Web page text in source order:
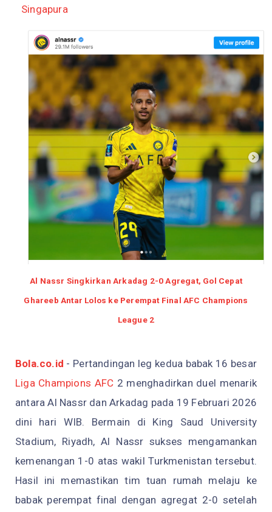
Singapura
Al Nassr Singkirkan Arkadag 2-0 Agregat, Gol Cepat
Ghareeb Antar Lolos ke Perempat Final AFC Champions
League 2
Bola.co.id - Pertandingan leg kedua babak 16 besar
Liga Champions AFC 2 menghadirkan duel menarik
antara Al Nassr dan Arkadag pada 19 Februari 2026
dini hari WIB. Bermain di King Saud University
Stadium, Riyadh, Al Nassr sukses mengamankan
kemenangan 1-0 atas wakil Turkmenistan tersebut.
Hasil ini memastikan tim tuan rumah melaju ke
babak perempat final dengan agregat 2-0 setelah